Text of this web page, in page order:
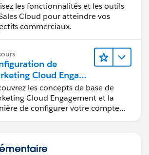
les fonctionnalités et les outils
Cloud pour atteindre vos
commerciaux.
de
Cloud Engage
les concepts de base de
Cloud Engagement et la
de configurer votre compte